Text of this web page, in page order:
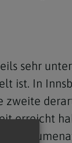
sehr
ist. In
erreicht